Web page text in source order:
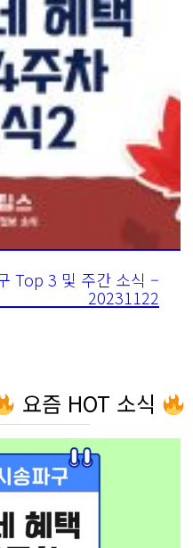
Top 3 및 주간 소식 –
20231122
요즘 HOT 소식